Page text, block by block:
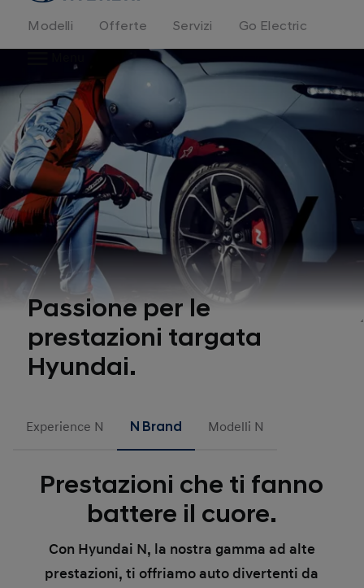
Modelli Offerte Servizi
Go Electric
Passione per le
prestazioni targata
Hyundai.
Experience N N Brand Modelli N
Prestazioni che ti fanno
battere il cuore.
Con Hyundai N, la nostra gamma ad alte
prestazioni, ti offriamo auto divertenti da